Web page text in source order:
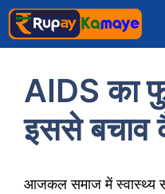
AIDS का
इससे
आजकल समाज में स्वास्थ्य